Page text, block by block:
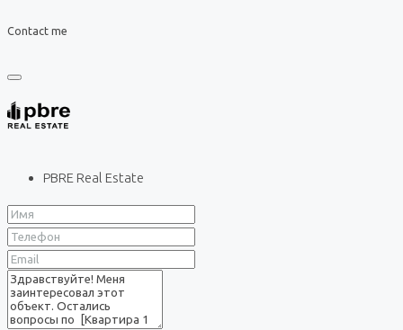
Contact me
PBRE Real Estate